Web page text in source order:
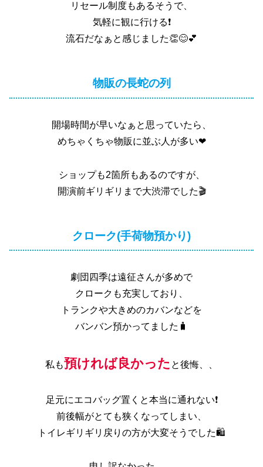
リセール制度もあるそうで、
気軽に観に行ける❗
流石だなぁと感じました👏😊💕
物販の長蛇の列
開場時間が早いなぁと思っていたら、
めちゃくちゃ物販に並ぶ人が多い︎‪❤
ショップも2箇所もあるのですが、
開演前ギリギリまで大渋滞でした🎬
クローク(手荷物預かり)
劇団四季は遠征さんが多めで
クロークも充実しており、
トランクや大きめのカバンなどを
バンバン預かってました🧳
私も預ければ良かった と後悔、、
足元にエコバッグ置くと本当に通れない❗
前後幅がとても狭くなってしまい、
トイレギリギリ戻りの方が大変そうでした🛍️